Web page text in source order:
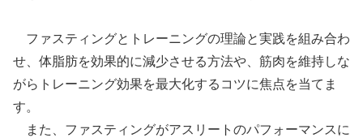
ファスティングとトレーニングの理論と実践を組み合わ
せ、体脂肪を効果的に減少させる方法や、筋肉を維持しな
がらトレーニング効果を最大化するコツに焦点を当てま
す。
また、ファスティングがアスリートのパフォーマンスに